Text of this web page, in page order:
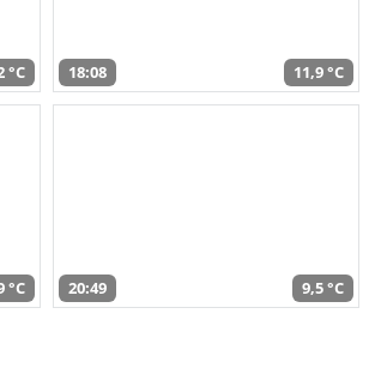
°C 18:08 11,9 °C
°C 20:49 9,5 °C